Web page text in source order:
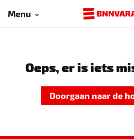
Menu
Oeps, er is iets
Doorgaan naar de